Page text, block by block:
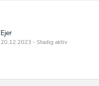
Ejer
20.12.2023 - Stadig aktiv